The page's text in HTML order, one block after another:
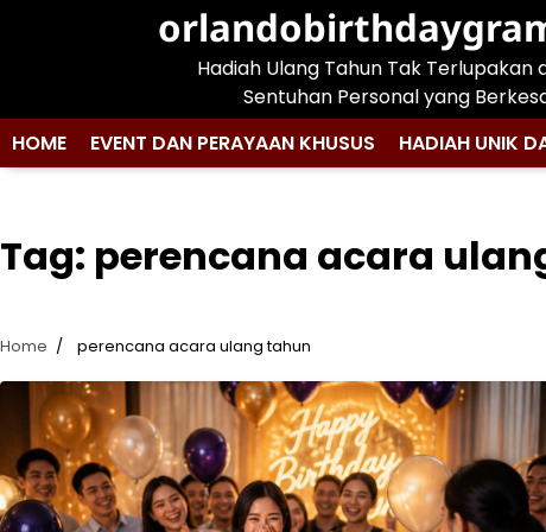
Hadiah Ulang Tahun Tak Terlupakan
Sentuhan Personal yang
HOME EVENT DAN PERAYAAN KHUSUS HADIAH UNIK
Tag: perencana acara
Home perencana acara ulang tahun